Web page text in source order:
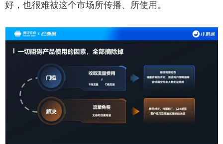
好，也很难被这个市场所传播、所使用。